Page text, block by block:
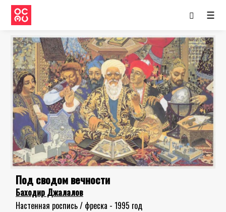
☰
Под сводом вечности
Баходир Джалалов
Настенная роспись / фреска - 1995 год